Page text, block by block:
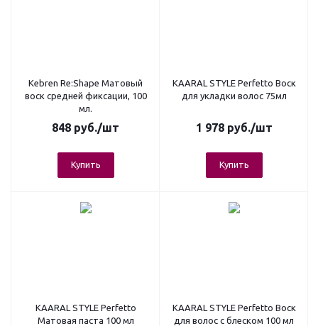
Kebren Re:Shape Матовый
воск средней фиксации, 100
мл.
848 руб./шт
Купить
KAARAL STYLE Perfetto Воск
для укладки волос 75мл
1 978руб./шт
Купить
KAARAL STYLE Perfetto
Матовая паста 100 мл
KAARAL STYLE Perfetto Воск
для волос с блеском 100 мл